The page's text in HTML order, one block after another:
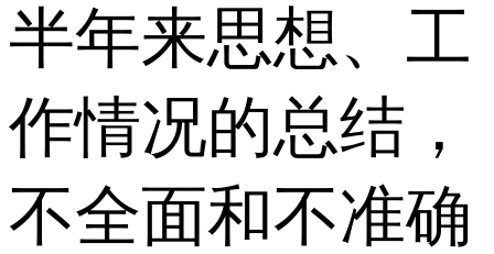
半年来思想、工
作情况的总结，
不全面和不准确